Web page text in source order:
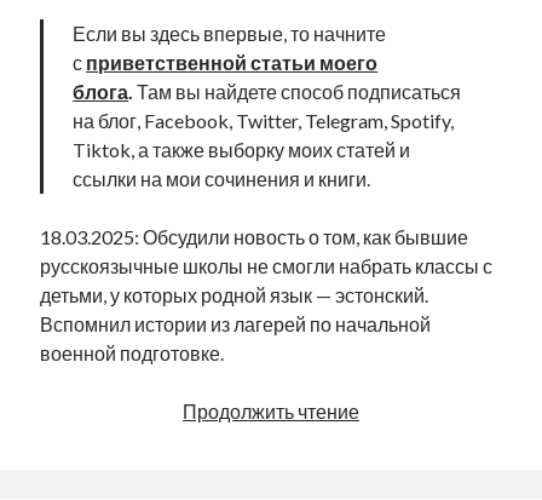
Если вы здесь впервые, то начните
с приветственной статьи моего
блога. Там вы найдете способ подписаться
на блог, Facebook, Twitter, Telegram, Spotify,
Tiktok, а также выборку моих статей и
ссылки на мои сочинения и книги.
18.03.2025: Обсудили новость о том, как бывшие
русскоязычные школы не смогли набрать классы с
детьми, у которых родной язык — эстонский.
Вспомнил истории из лагерей по начальной
военной подготовке.
Продолжить чтениеЭстоноязычные